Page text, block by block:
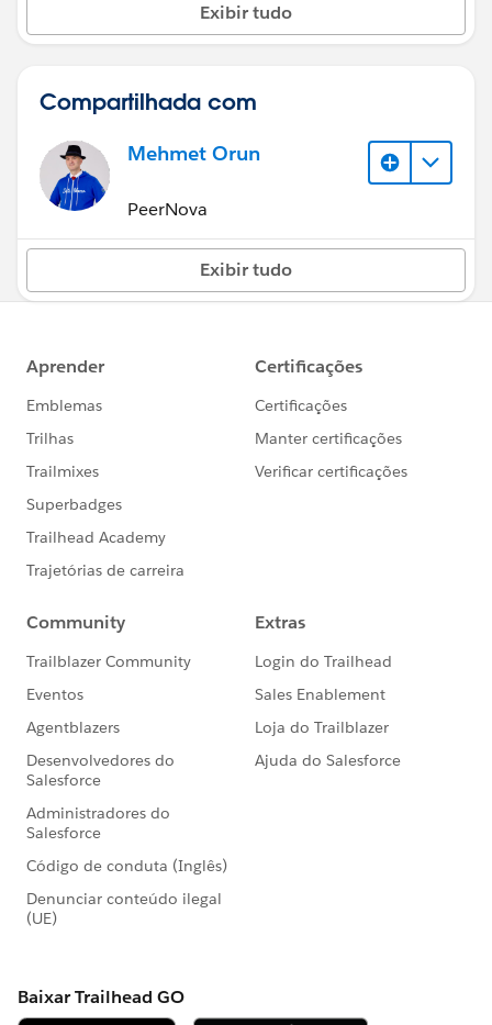
Exibir tudo
Compartilhada com
Mehmet Orun
PeerNova
Exibir tudo